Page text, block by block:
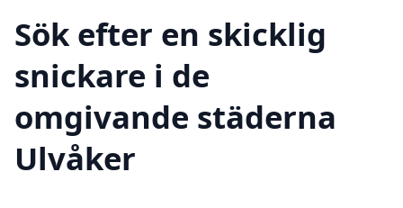
Sök efter en skicklig
snickare i de
omgivande städerna
Ulvåker